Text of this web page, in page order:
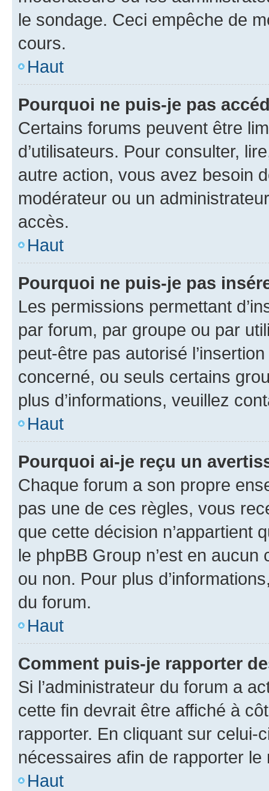
le sondage. Ceci empêche de
cours.
Haut
Pourquoi ne puis-je pas
Certains forums peuvent être
d’utilisateurs. Pour consulter,
autre action, vous avez besoin
modérateur ou un
accès.
Haut
Pourquoi ne puis-je pas
Les permissions permettant
par forum, par groupe ou par
peut-être pas autorisé
concerné, ou seuls certains
plus d’informations, veuillez
Haut
Pourquoi ai-je reçu un
Chaque forum a son propre
pas une de ces règles, vous
que cette décision n’appartient
le phpBB Group n’est en
ou non. Pour plus
du forum.
Haut
Comment puis-je rapporter
Si l’administrateur du forum a
cette fin devrait être affiché à
rapporter. En cliquant sur
nécessaires afin de rapporter le
Haut